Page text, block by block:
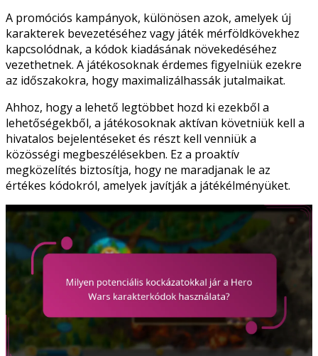
A promóciós kampányok, különösen azok, amelyek új
karakterek bevezetéséhez vagy játék mérföldkövekhez
kapcsolódnak, a kódok kiadásának növekedéséhez
vezethetnek. A játékosoknak érdemes figyelniük ezekre
az időszakokra, hogy maximalizálhassák jutalmaikat.
Ahhoz, hogy a lehető legtöbbet hozd ki ezekből a
lehetőségekből, a játékosoknak aktívan követniük kell a
hivatalos bejelentéseket és részt kell venniük a
közösségi megbeszélésekben. Ez a proaktív
megközelítés biztosítja, hogy ne maradjanak le az
értékes kódokról, amelyek javítják a játékélményüket.